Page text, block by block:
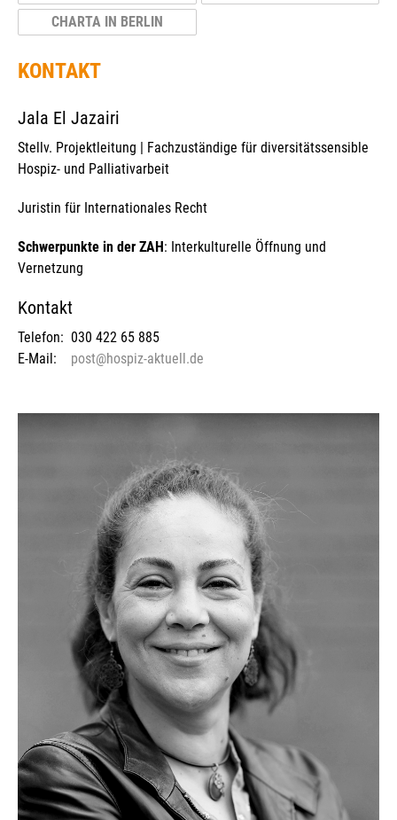
CHARTA IN BERLIN
KONTAKT
Jala El Jazairi
Stellv. Projektleitung | Fachzuständige für diversitätssensible
Hospiz- und Palliativarbeit
Juristin für Internationales Recht
Schwerpunkte in der ZAH : Interkulturelle Öffnung und
Vernetzung
Kontakt
Telefon: 030 422 65 885
E-Mail:
post@hospiz-aktuell.de